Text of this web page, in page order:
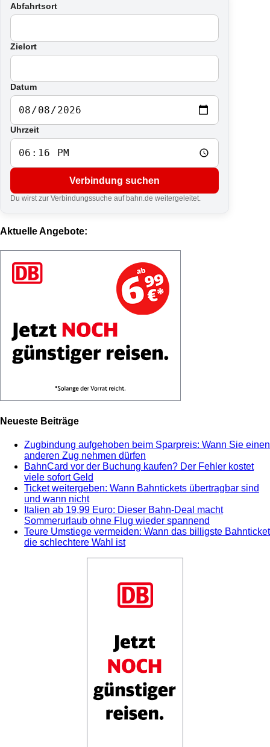
Abfahrtsort
Zielort
Datum
Uhrzeit
Verbindung suchen
Du wirst zur Verbindungssuche auf bahn.de weitergeleitet.
Aktuelle Angebote:
Neueste Beiträge
Zugbindung aufgehoben beim Sparpreis: Wann Sie einen
anderen Zug nehmen dürfen
BahnCard vor der Buchung kaufen? Der Fehler kostet
viele sofort Geld
Ticket weitergeben: Wann Bahntickets übertragbar sind
und wann nicht
Italien ab 19,99 Euro: Dieser Bahn-Deal macht
Sommerurlaub ohne Flug wieder spannend
Teure Umstiege vermeiden: Wann das billigste Bahnticket
die schlechtere Wahl ist